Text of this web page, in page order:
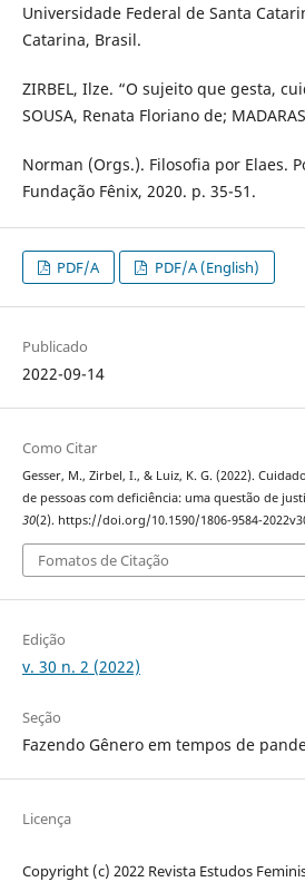
Universidade Federal de Santa
Catarina, Brasil.
ZIRBEL, Ilze. “O sujeito que gesta,
SOUSA, Renata Floriano de;
Norman (Orgs.). Filosofia por Elaes.
Fundação Fênix, 2020. p. 35-51.
PDF/A PDF/A (English)
Publicado
2022-09-14
Como Citar
Gesser, M., Zirbel, I., & Luiz, K. G. (2022).
de pessoas com deficiência: uma questão de
30(2). https://doi.org/10.1590/1806-9584-
Fomatos de Citação
Edição
v. 30 n. 2 (2022)
Seção
Fazendo Gênero em tempos de
Licença
Copyright (c) 2022 Revista Estudos